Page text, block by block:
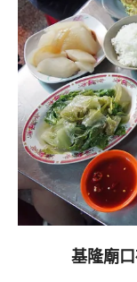
基隆廟